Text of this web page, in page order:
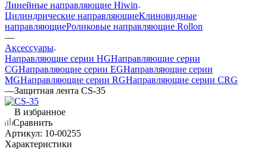
Линейные направляющие Hiwin
Цилиндрические направляющиеКлиновидные
направляющиеРоликовые направляющие Rollon
—
Аксессуары
Направляющие серии HGНаправляющие серии
CGНаправляющие серии EGНаправляющие серии
MGНаправляющие серии RGНаправляющие серии CRG
—Защитная лента CS-35
В избранное
Сравнить
Артикул: 10-00255
Характеристики